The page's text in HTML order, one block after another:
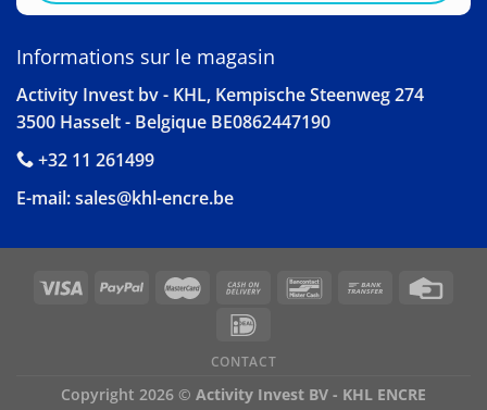
Informations sur le magasin
Activity Invest bv - KHL, Kempische Steenweg 274
3500 Hasselt - Belgique BE0862447190
+32 11 261499
E-mail:sales@khl-encre.be
CONTACT
Copyright 2026 © Activity Invest BV - KHL ENCRE